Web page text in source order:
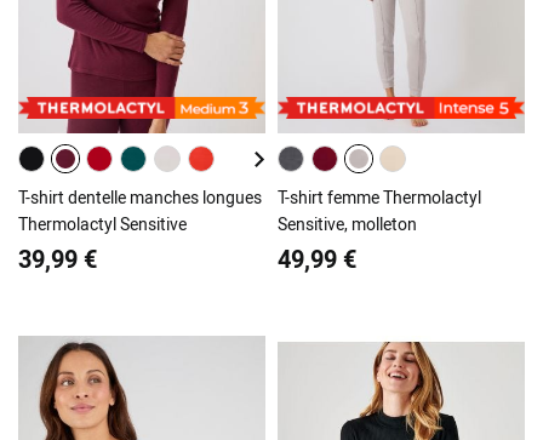
T-shirt dentelle manches longues
Thermolactyl Sensitive
39,99 €
T-shirt femme Thermolactyl
Sensitive, molleton
49,99 €